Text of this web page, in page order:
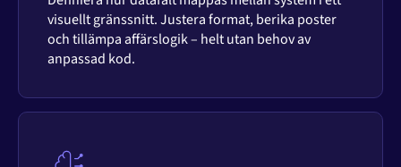
visuellt gränssnitt. Justera format, berika poster
och tillämpa affärslogik – helt utan behov av
anpassad kod.